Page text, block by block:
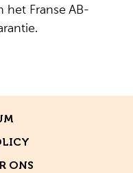
het Franse AB-
ONS